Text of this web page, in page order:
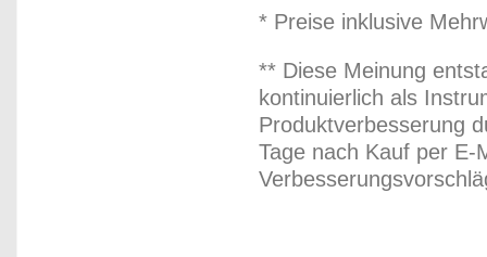
* Preise inklusive
** Diese Meinung
kontinuierlich als
Produktverbesserung
Tage nach Kauf per E-